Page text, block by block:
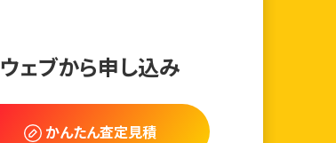
ウェブから申し込み
かんたん査定見積